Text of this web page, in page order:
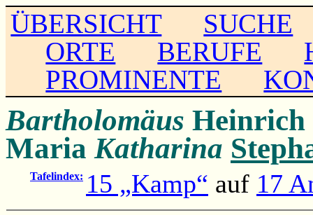
ÜBERSICHT
SUCHE
ORTE
BERUFE
PROMINENTE
Bartholomäus
Maria Katharina
Tafelindex: 15 „Kamp“ auf 17